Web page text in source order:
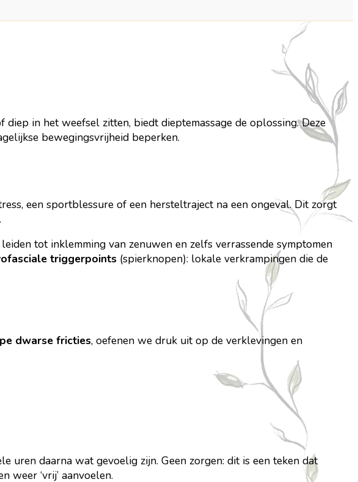
in het weefsel zitten, biedt dieptemassage de oplossing. Deze
bewegingsvrijheid beperken.
een sportblessure of een hersteltraject na een ongeval. Dit zorgt
tot inklemming van zenuwen en zelfs verrassende symptomen
triggerpoints (spierknopen): lokale verkrampingen die de
dwarse fricties, oefenen we druk uit op de verklevingen en
uren daarna wat gevoelig zijn. Geen zorgen: dit is een teken dat
weer ‘vrij’ aanvoelen.